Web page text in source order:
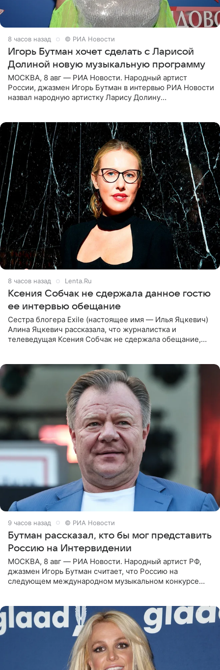
8 часов назад © РИА Новости
Игорь Бутман хочет сделать с Ларисой
Долиной новую музыкальную программу
МОСКВА, 8 авг — РИА Новости. Народный артист
России, джазмен Игорь Бутман в интервью РИА Новости
назвал народную артистку Ларису Долину
8 часов назад Lenta.Ru
Ксения Собчак не сдержала данное гостю
ее интервью обещание
Сестра блогера Exile (настоящее имя — Илья Яцкевич)
Алина Яцкевич рассказала, что журналистка и
телеведущая Ксения Собчак не сдержала обещание,
9 часов назад © РИА Новости
Бутман рассказал, кто бы мог представить
Россию на Интервидении
МОСКВА, 8 авг — РИА Новости. Народный артист РФ,
джазмен Игорь Бутман считает, что Россию на
следующем международном музыкальном конкурсе